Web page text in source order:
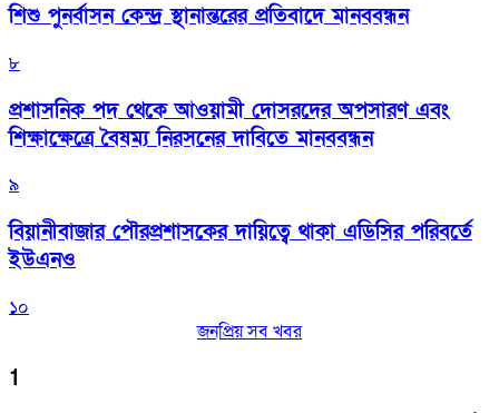
শিশু পুনর্বাসন কেন্দ্র স্থানান্তরের প্রতিবাদে মানববন্ধন
৮
প্রশাসনিক পদ থেকে আওয়ামী দোসরদের অপসারণ এবং
শিক্ষাক্ষেত্রে বৈষম্য নিরসনের দাবিতে মানববন্ধন
৯
বিয়ানীবাজার পৌরপ্রশাসকের দায়িত্বে থাকা এডিসির পরিবর্তে
ইউএনও
১০
জনপ্রিয় সব খবর
1